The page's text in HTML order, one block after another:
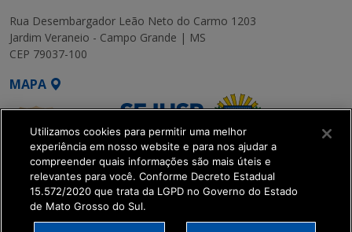
Rua Desembargador Leão Neto do Carmo 1203
Jardim Veraneio - Campo Grande | MS
CEP 79037-100
MAPA
SETDIG | Secretaria-
Executiva de
Utilizamos cookies para permitir uma melhor
experiência em nosso website e para nos ajudar a
compreender quais informações são mais úteis e
relevantes para você. Conforme Decreto Estadual
15.572/2020 que trata da LGPD no Governo do Estado
de Mato Grosso do Sul.